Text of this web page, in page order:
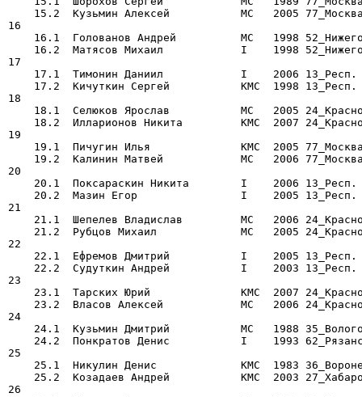
15.2  Кузьмин Алексей           МС   2005
16
16.1  Голованов Андрей          МС   1998
16.2  Матясов Михаил            I    1998
17
17.1  Тимонин Даниил            I    2006
17.2  Кичуткин Сергей           КМС  1998
18
18.1  Селюков Ярослав           МС   2005
18.2  Илларионов Никита         КМС  2007
19
19.1  Пичугин Илья              КМС  2005
19.2  Калинин Матвей            МС   2006
20
20.1  Поксараскин Никита        I    2006
20.2  Мазин Егор                I    2005
21
21.1  Шепелев Владислав         МС   2006
21.2  Рубцов Михаил             МС   2005
22
22.1  Ефремов Дмитрий           I    2005
22.2  Судуткин Андрей           I    2003
23
23.1  Тарских Юрий              КМС  2007
23.2  Власов Алексей            МС   2006
24
24.1  Кузьмин Дмитрий           МС   1988
24.2  Понкратов Денис           I    1993
25
25.1  Никулин Денис             КМС  1983
25.2  Козадаев Андрей           КМС  2003
26